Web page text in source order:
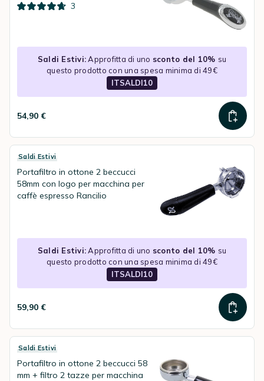
3
Saldi Estivi:Approfitta di uno sconto del 10% su
questo prodotto con una spesa minima di 49€
ITSALDI10
54,90 €
Saldi Estivi
Portafiltro in ottone 2 beccucci
58mm con logo per macchina per
caffè espresso Rancilio
Saldi Estivi:Approfitta di uno sconto del 10% su
questo prodotto con una spesa minima di 49€
ITSALDI10
59,90 €
Saldi Estivi
Portafiltro in ottone 2 beccucci 58
mm + filtro 2 tazze per macchina